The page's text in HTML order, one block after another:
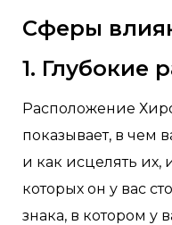
Сферы
1. Глубокие
Расположение
показывает, в чем
и как исцелять их,
которых он у вас
знака, в котором у